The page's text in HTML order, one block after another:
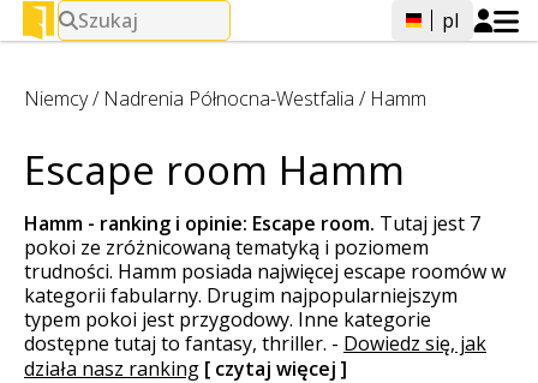
Szukaj pl
Niemcy/ Nadrenia Północna-Westfalia / Hamm
Escape room Hamm
Hamm - ranking i opinie: Escape room. Tutaj jest 7
pokoi ze zróżnicowaną tematyką i poziomem
trudności. Hamm posiada najwięcej escape roomów w
kategorii fabularny. Drugim najpopularniejszym
typem pokoi jest przygodowy. Inne kategorie
dostępne tutaj to fantasy, thriller. - Dowiedz się, jak
działa nasz ranking [ czytaj więcej ]